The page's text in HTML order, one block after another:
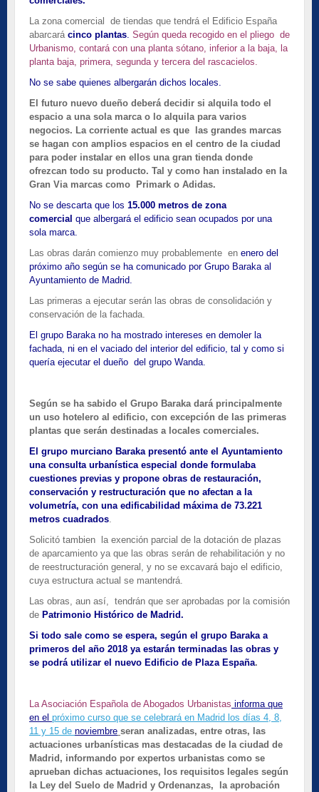
La zona comercial de tiendas que tendrá el Edificio España
abarcará cinco plantas Según queda recogido en el pliego de
Urbanismo, contará con una planta sótano, inferior a la baja, la
planta baja, primera, segunda y tercera del rascacielos.
No se sabe quienes albergarán dichos locales.
El futuro nuevo dueño deberá decidir si alquila todo el
espacio a una sola marca o lo alquila para varios
negocios. La corriente actual es que las grandes marcas
se hagan con amplios espacios en el centro de la ciudad
para poder instalar en ellos una gran tienda donde
ofrezcan todo su producto. Tal y como han instalado en la
Gran Via marcas como Primark o Adidas.
No se descarta que los 15.000 metros de zona
comercial que albergará el edificio sean ocupados por una
sola marca.
Las obras darán comienzo muy probablemente en enero del
próximo año según se ha comunicado por Grupo Baraka al
Ayuntamiento de Madrid.
Las primeras a ejecutar serán las obras de consolidación y
conservación de la fachada.
El grupo Baraka no ha mostrado intereses en demoler la
fachada, ni en el vaciado del interior del edificio, tal y como si
quería ejecutar el dueño del grupo Wanda.
Según se ha sabido el Grupo Baraka dará principalmente
un uso hotelero al edificio, con excepción de las primeras
plantas que serán destinadas a locales comerciales.
El grupo murciano Baraka presentó ante el Ayuntamiento
una consulta urbanística especial donde formulaba
cuestiones previas y propone obras de restauración,
conservación y restructuración que no afectan a la
volumetría, con una edificabilidad máxima de 73.221
metros cuadrados
Solicitó tambien la exención parcial de la dotación de plazas
de aparcamiento ya que las obras serán de rehabilitación y no
de reestructuración general, y no se excavará bajo el edificio,
cuya estructura actual se mantendrá.
Las obras, aun así, tendrán que ser aprobadas por la comisión
de Patrimonio Histórico de Madrid.
Si todo sale como se espera, según el grupo Baraka a
primeros del año 2018 ya estarán terminadas las obras y
se podrá utilizar el nuevo Edificio de Plaza España.
La Asociación Española de Abogados Urbanistas informa que
en el próximo curso que se celebrará en Madrid los días 4, 8,
11 y 15 de noviembre seran analizadas, entre otras, las
actuaciones urbanísticas mas destacadas de la ciudad de
Madrid, informando por expertos urbanistas como se
aprueban dichas actuaciones, los requisitos legales según
la Ley del Suelo de Madrid y Ordenanzas, la aprobación